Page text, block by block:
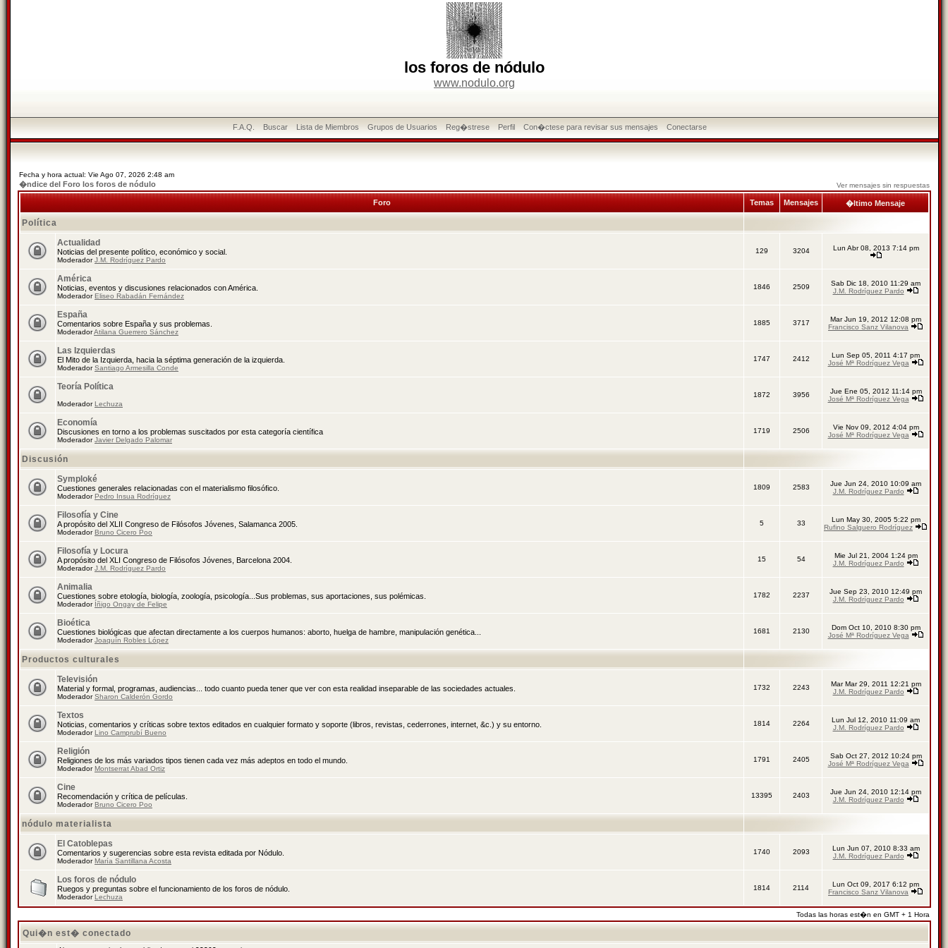
los foros de nódulo
www.nodulo.org
F.A.Q. Buscar Lista de Miembros Grupos de Usuarios Reg�strese Perfil Con�ctese para revisar sus mensajes Conectarse
Fecha y hora actual: Vie Ago 07, 2026 2:48 am
�ndice del Foro los foros de nódulo Ver mensajes sin respuestas
Foro Temas Mensajes �ltimo Mensaje
Política
Actualidad
Noticias del presente político, económico y social.
ModeradorJ.M. Rodríguez Pardo
129 3204 Lun Abr 08, 2013 7:14 pm
América
Noticias, eventos y discusiones relacionados con América.
ModeradorEliseo Rabadán Fernández
1846 2509
Sab Dic 18, 2010 11:29 am
J.M. Rodríguez Pardo
España
Comentarios sobre España y sus problemas.
ModeradorAtilana Guerrero Sánchez
1885 3717
Mar Jun 19, 2012 12:08 pm
Francisco Sanz Vilanova
Las Izquierdas
El Mito de la Izquierda, hacia la séptima generación de la izquierda.
ModeradorSantiago Armesilla Conde
1747 2412
Lun Sep 05, 2011 4:17 pm
José Mª Rodríguez Vega
Teoría Política
ModeradorLechuza
1872 3956
Jue Ene 05, 2012 11:14 pm
José Mª Rodríguez Vega
Economía
Discusiones en torno a los problemas suscitados por esta categoría científica
ModeradorJavier Delgado Palomar
1719 2506
Vie Nov 09, 2012 4:04 pm
José Mª Rodríguez Vega
Discusión
Symploké
Cuestiones generales relacionadas con el materialismo filosófico.
ModeradorPedro Insua Rodríguez
1809 2583
Jue Jun 24, 2010 10:09 am
J.M. Rodríguez Pardo
Filosofía y Cine
A propósito del XLII Congreso de Filósofos Jóvenes, Salamanca 2005.
ModeradorBruno Cicero Poo
5 33
Lun May 30, 2005 5:22 pm
Rufino Salguero Rodríguez
Filosofía y Locura
A propósito del XLI Congreso de Filósofos Jóvenes, Barcelona 2004.
ModeradorJ.M. Rodríguez Pardo
15 54
Mie Jul 21, 2004 1:24 pm
J.M. Rodríguez Pardo
Animalia
Cuestiones sobre etología, biología, zoología, psicología...Sus problemas, sus aportaciones, sus polémicas.
Moderador Íñigo Ongay de Felipe
1782 2237
Jue Sep 23, 2010 12:49 pm
J.M. Rodríguez Pardo
Bioética
Cuestiones biológicas que afectan directamente a los cuerpos humanos: aborto, huelga de hambre, manipulación genética...
ModeradorJoaquín Robles López
1681 2130
Dom Oct 10, 2010 8:30 pm
José Mª Rodríguez Vega
Productos culturales
Televisión
Material y formal, programas, audiencias... todo cuanto pueda tener que ver con esta realidad inseparable de las sociedades actuales.
ModeradorSharon Calderón Gordo
1732 2243
Mar Mar 29, 2011 12:21 pm
J.M. Rodríguez Pardo
Textos
Noticias, comentarios y críticas sobre textos editados en cualquier formato y soporte (libros, revistas, cederrones, internet, &c.) y su entorno.
ModeradorLino Camprubí Bueno
1814 2264
Lun Jul 12, 2010 11:09 am
J.M. Rodríguez Pardo
Religión
Religiones de los más variados tipos tienen cada vez más adeptos en todo el mundo.
ModeradorMontserrat Abad Ortiz
1791 2405
Sab Oct 27, 2012 10:24 pm
José Mª Rodríguez Vega
Cine
Recomendación y crítica de películas.
ModeradorBruno Cicero Poo
13395 2403
Jue Jun 24, 2010 12:14 pm
J.M. Rodríguez Pardo
nódulo materialista
El Catoblepas
Comentarios y sugerencias sobre esta revista editada por Nódulo.
ModeradorMaría Santillana Acosta
1740 2093
Lun Jun 07, 2010 8:33 am
J.M. Rodríguez Pardo
Los foros de nódulo
Ruegos y preguntas sobre el funcionamiento de los foros de nódulo.
ModeradorLechuza
1814 2114
Lun Oct 09, 2017 6:12 pm
Francisco Sanz Vilanova
Todas las horas est�n en GMT + 1 Hora
Qui�n est� conectado